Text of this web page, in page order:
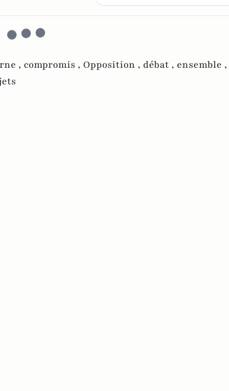
, compromis , Opposition , débat , ensemble ,